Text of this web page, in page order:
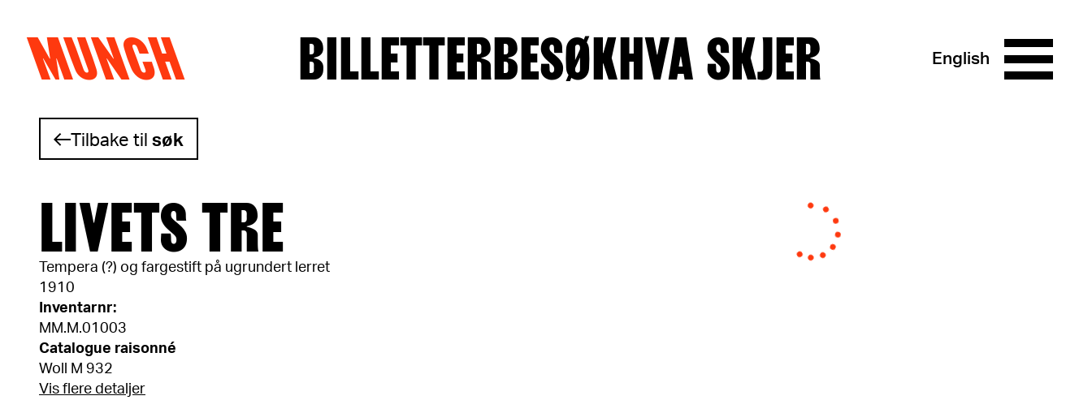
Hopp til innhold
MUNCH BILLETTERBESØKHVA SKJER English
Tilbake tilsøk
LIVETS TRE
Tempera (?) og fargestift på ugrundert lerret
1910
Inventarnr:
MM.M.01003
Catalogue raisonné
Woll M 932
Vis flere detaljer